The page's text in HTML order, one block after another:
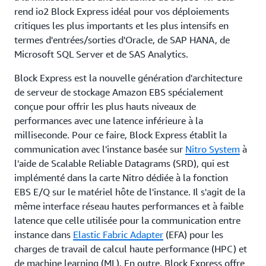
rend io2 Block Express idéal pour vos déploiements
critiques les plus importants et les plus intensifs en
termes d'entrées/sorties d'Oracle, de SAP HANA, de
Microsoft SQL Server et de SAS Analytics.
Block Express est la nouvelle génération d'architecture
de serveur de stockage Amazon EBS spécialement
conçue pour offrir les plus hauts niveaux de
performances avec une latence inférieure à la
milliseconde. Pour ce faire, Block Express établit la
communication avec l'instance basée sur Nitro System à
l'aide de Scalable Reliable Datagrams (SRD), qui est
implémenté dans la carte Nitro dédiée à la fonction
EBS E/Q sur le matériel hôte de l'instance. Il s'agit de la
même interface réseau hautes performances et à faible
latence que celle utilisée pour la communication entre
instance dans Elastic Fabric Adapter (EFA) pour les
charges de travail de calcul haute performance (HPC) et
de machine learning (ML). En outre, Block Express offre